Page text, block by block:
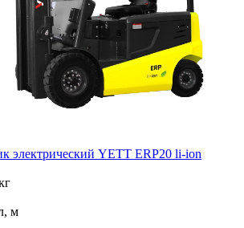
электрический YETT ERP20 li-ion
м